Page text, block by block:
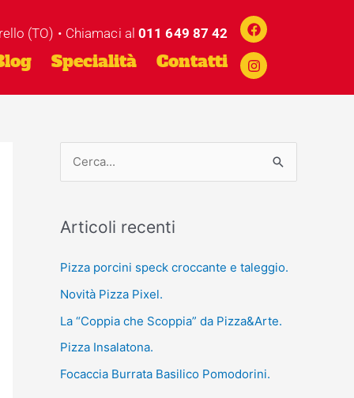
(TO) • Chiamaci al 011 649 87 42
Specialità Contatti
Facebook
Instagram
c
a
Articoli recenti
Pizza porcini speck croccante e taleggio.
Novità Pizza Pixel.
La “Coppia che Scoppia” da Pizza&Arte.
Pizza Insalatona.
Focaccia Burrata Basilico Pomodorini.